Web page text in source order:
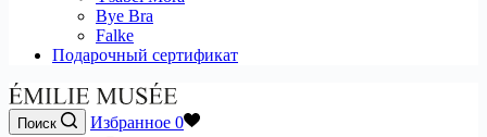
Bye Bra
Falke
Подарочный сертификат
Поиск Избранное 0